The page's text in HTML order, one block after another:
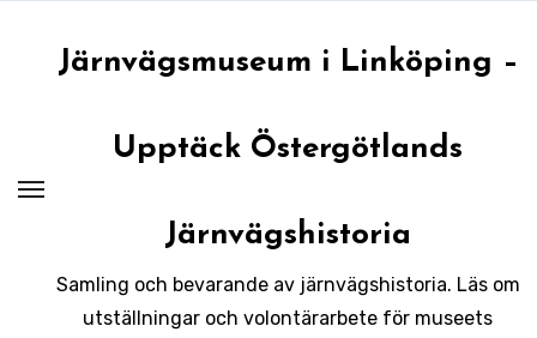
innehåll
Järnvägsmuseum i Linköping –
Upptäck Östergötlands
Järnvägshistoria
Samling och bevarande av järnvägshistoria. Läs om
utställningar och volontärarbete för museets